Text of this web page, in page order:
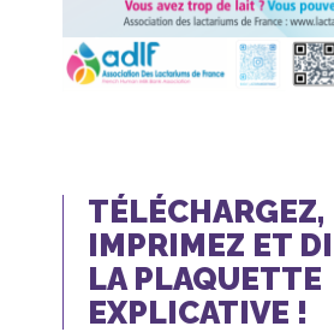
TÉLÉCHARGEZ,
IMPRIMEZ ET
LA PLAQUETTE
EXPLICATIVE !